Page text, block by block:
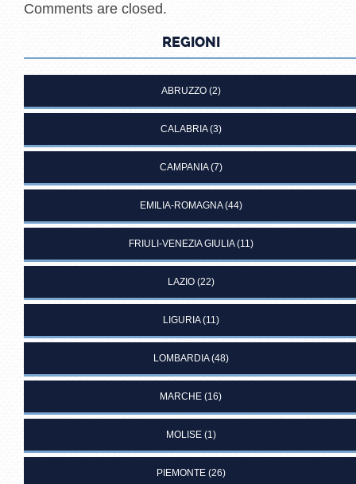
Comments are closed.
REGIONI
ABRUZZO(2)
CALABRIA(3)
CAMPANIA(7)
EMILIA-ROMAGNA(44)
FRIULI-VENEZIA GIULIA(11)
LAZIO(22)
LIGURIA(11)
LOMBARDIA(48)
MARCHE (16)
MOLISE(1)
PIEMONTE(26)